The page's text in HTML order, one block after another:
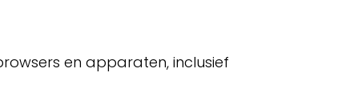
en apparaten, inclusief